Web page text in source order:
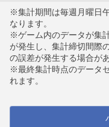
※集計期間は毎週月曜日
なります。
※ゲーム内のデータが集
が発生し、集計締切間際
の誤差が発生する場合が
※最終集計時点のデータ
れます。